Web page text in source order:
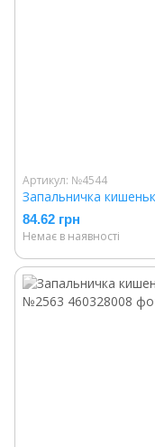
Артикул: №4544
Запальничка
84.62 грн
Немає в наявності